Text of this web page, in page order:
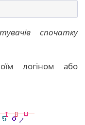
спочатку
логіном або